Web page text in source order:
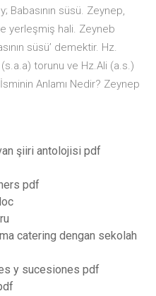
Babasının süsü. Zeynep,
yerleşmiş hali. Zeyneb
süsü’ demektir. Hz.
torunu ve Hz.Ali (a.s.)
Anlamı Nedir? Zeynep
şiiri antolojisi pdf
pdf
catering dengan sekolah
y sucesiones pdf